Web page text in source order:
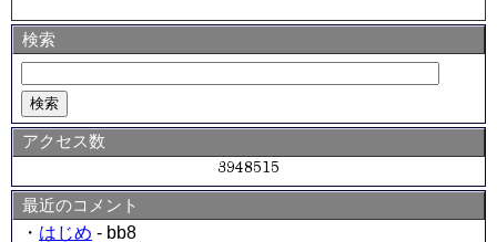
検索
アクセス数
最近のコメント
・ はじめ - bb8